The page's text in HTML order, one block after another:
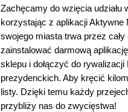
Zachęcamy do wzięcia udziału
korzystając z aplikacji Aktywne
swojego miasta trwa przez
zainstalować darmową aplikację
sklepu i dołączyć do
prezydenckich. Aby kręcić
listy. Dzięki temu każdy
przybliży nas do zwycięstwa!